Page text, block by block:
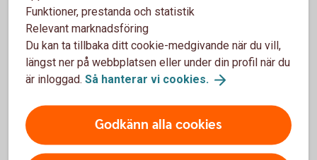
Pensionsrådgivning på kontor - kontakta
Funktioner, prestanda och statistik
Relevant marknadsföring
Du kan ta tillbaka ditt cookie-medgivande när du vill,
längst ner på webbplatsen eller under din profil när du
är inloggad. Så hanterar vi cookies.
Godkänn alla cookies